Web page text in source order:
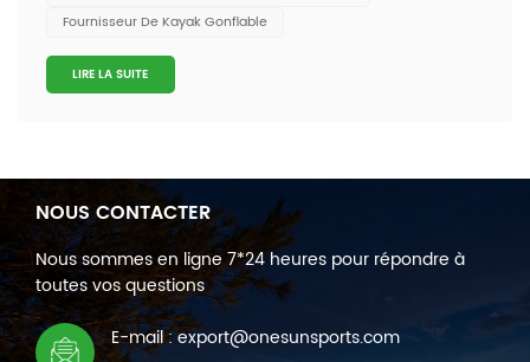
Fournisseur De Kayak Gonflable
LIRE LA SUITE
NOUS CONTACTER
Nous sommes en ligne 7*24 heures pour répondre à
toutes vos questions
E-mail : export@onesunsports.com